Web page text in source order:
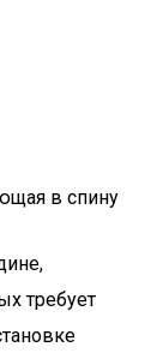
в спину
требует